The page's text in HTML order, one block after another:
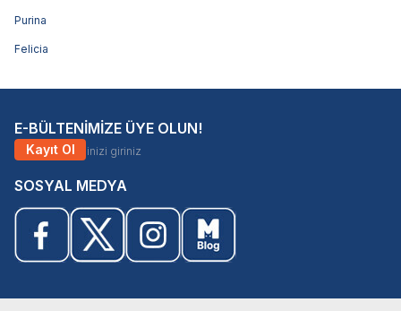
Purina
Felicia
E-BÜLTENİMİZE ÜYE OLUN!
Kayıt Ol
SOSYAL MEDYA